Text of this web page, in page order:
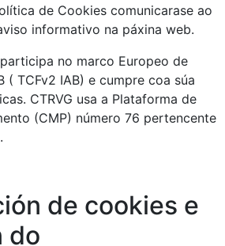
de Cookies comunicarase ao
informativo na páxina web.
no marco Europeo de
( TCFv2 IAB) e cumpre coa súa
CTRVG usa a Plataforma de
(CMP) número 76 pertencente
de cookies e
do